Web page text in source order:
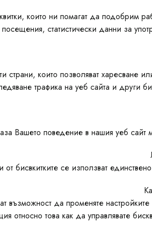
които ни помагат да подобрим
посещения, статистически данни за
страни, които позволяват
трафика на уеб сайта и други
Вашето поведение в нашия уеб
бисвкитките се използват
възможност да променяте
относно това как да управлявате